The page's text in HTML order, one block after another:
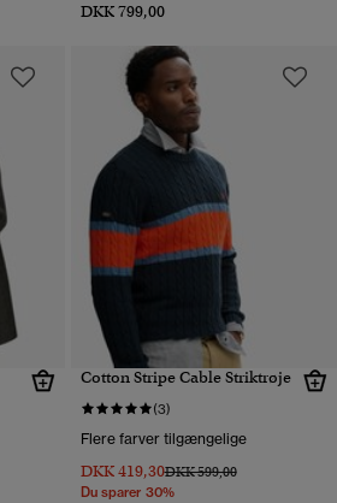
DKK 799,00
Cotton Stripe Cable Striktrøje
(3)
Flere farver tilgængelige
DKK 419,30Pris nedsat fra
DKK 599,00til
Du sparer 30%